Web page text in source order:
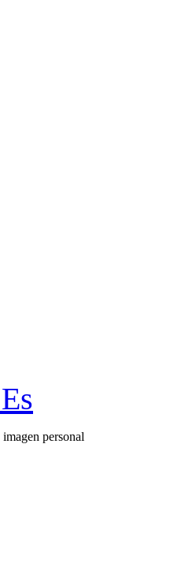
personal